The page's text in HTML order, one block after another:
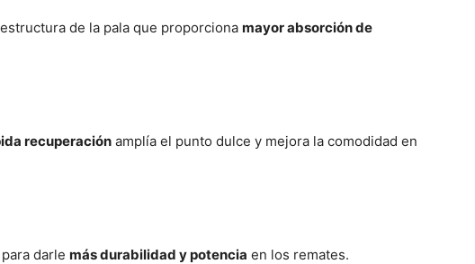
de la pala que proporciona mayor absorción de
recuperación amplía el punto dulce y mejora la comodidad en
darle más durabilidad y potencia en los remates.